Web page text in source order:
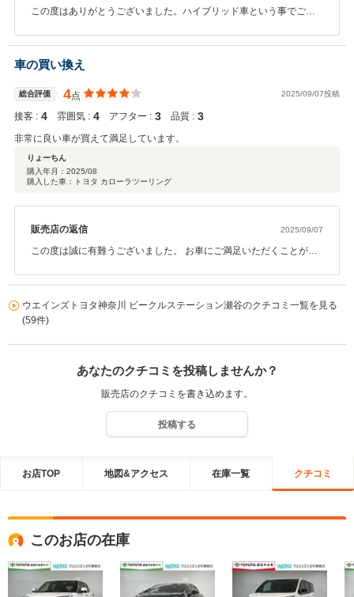
この度はありがとうございました。ハイブリッド車という事でご不
いた事で安心してお乗り頂けるかと思います。 ハイブリッドのバッ
テリー以外も何か気になる点がございましたらお気軽に担当スタッ
フにご連絡下さい。
車の買い換え
総合評価 4点 2025/09/07投稿
接客 : 4 雰囲気 : 4 アフター : 3 品質 : 3
非常に良い車が買えて満足しています。
りょーちん
購入年月： 2025/08
購入した車：トヨタ カローラツーリング
販売店の返信 2025/09/07
この度は誠に有難うございました。 お車にご満足いただくことが出
ウエインズトヨタ神奈川 ビークルステーション瀬谷のクチコミ一覧を見る
(59件)
あなたのクチコミを投稿しませんか？
販売店のクチコミを書き込めます。
投稿する
お店TOP 地図&アクセス 在庫一覧 クチコミ
このお店の在庫